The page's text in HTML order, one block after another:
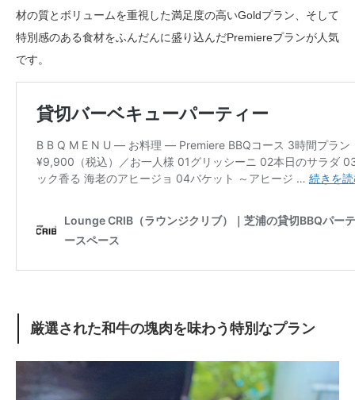
材の質とボリュームを重視した満足度の高いGoldプラン、そして
特別感のある食材をふんだんに盛り込んだPremiereプランが人気
です。
厳選された和牛の塊肉を味わう特別なプラン